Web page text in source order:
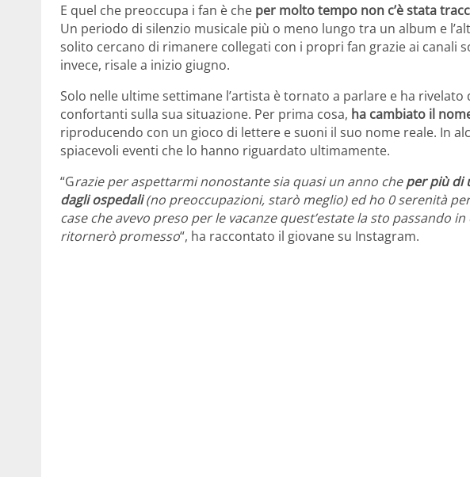
E quel che preoccupa i fan è che per molto tempo non c’è stata
Un periodo di silenzio musicale più o meno lungo tra un album e
solito cercano di rimanere collegati con i propri fan grazie ai canali
invece, risale a inizio giugno.
Solo nelle ultime settimane l’artista è tornato a parlare e ha
confortanti sulla sua situazione. Per prima cosa, ha cambiato il
riproducendo con un gioco di lettere e suoni il suo nome reale. In
spiacevoli eventi che lo hanno riguardato ultimamente.
“Grazie per aspettarmi nonostante sia quasi un anno cheper più di
dagli ospedali(no preoccupazioni, starò meglio) ed ho 0 serenità
case che avevo preso per le vacanze quest’estate la sto passando
ritornerò promesso“, ha raccontato il giovane su Instagram.